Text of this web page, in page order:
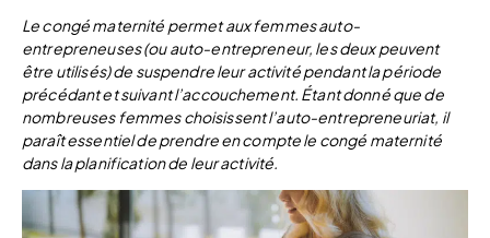
Le congé maternité permet aux femmes auto-
entrepreneuses (ou auto-entrepreneur, les deux peuvent
être utilisés) de suspendre leur activité pendant la période
précédant et suivant l’accouchement. Étant donné que de
nombreuses femmes choisissent l’auto-entrepreneuriat, il
paraît essentiel de prendre en compte le congé maternité
dans la planification de leur activité.